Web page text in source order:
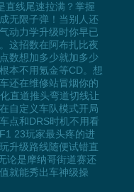
直线尾速拉满？掌握
无限子弹！当别人还
动力学升级时你早已
这招数在阿布扎比夜
数想加多少就加多少
本不用氪金等CD。想
还在维修站冒烟你的
直道推头弯道切线让
自定义车队模式开局
点和DRS时机不用看
23玩家最头疼的进
升级路线随便试错直
论是摩纳哥街道赛还
就能秀出车神级操